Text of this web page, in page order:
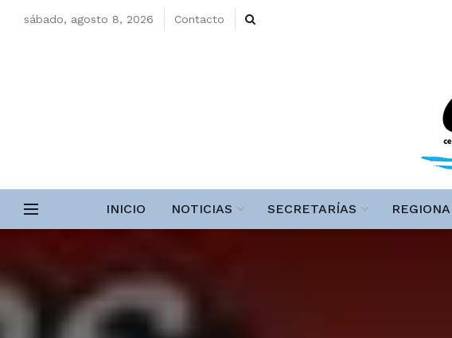
sábado, agosto 8, 2026 Contacto
INICIO NOTICIAS SECRETARÍAS